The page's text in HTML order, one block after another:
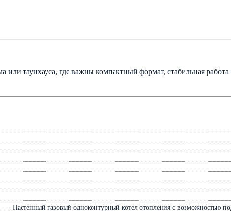
таунхауса, где важны компактный формат, стабильная работа
Настенный газовый одноконтурный котел отопления с возможностью